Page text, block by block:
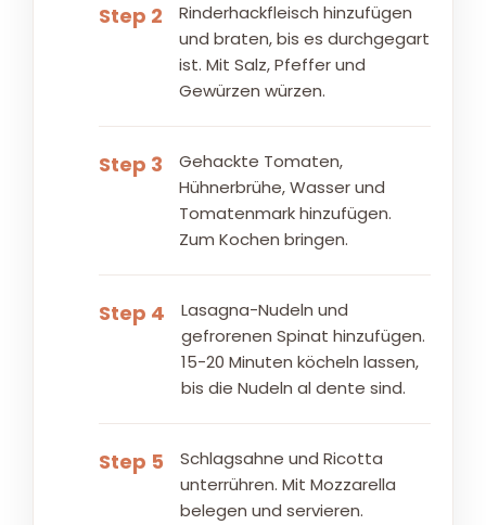
Step 2
Rinderhackfleisch hinzufügen
und braten, bis es durchgegart
ist. Mit Salz, Pfeffer und
Gewürzen würzen.
Step 3
Gehackte Tomaten,
Hühnerbrühe, Wasser und
Tomatenmark hinzufügen.
Zum Kochen bringen.
Step 4
Lasagna-Nudeln und
gefrorenen Spinat hinzufügen.
15-20 Minuten köcheln lassen,
bis die Nudeln al dente sind.
Step 5
Schlagsahne und Ricotta
unterrühren. Mit Mozzarella
belegen und servieren.